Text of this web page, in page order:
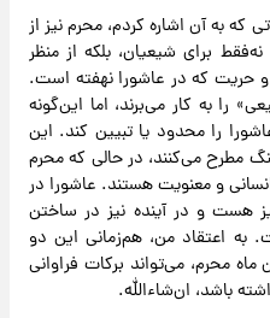
که به آن اشاره کردم، محرم نیز از
برای شیعیان، بلکه از منظر
و حریت که در عاشورا نهفته است.
را به کار می‌برند، اما این‌گونه
را محدود یا تبیین کند. این
مطرح می‌کنند، در حالی که محرم
و معنویت هستند. عاشورا در
هست و در آینده نیز در ساختن
اعتقاد من، هم‌زمانی این دو
محرم، می‌تواند برکات فراوانی
باشد، ان‌شاءالله.